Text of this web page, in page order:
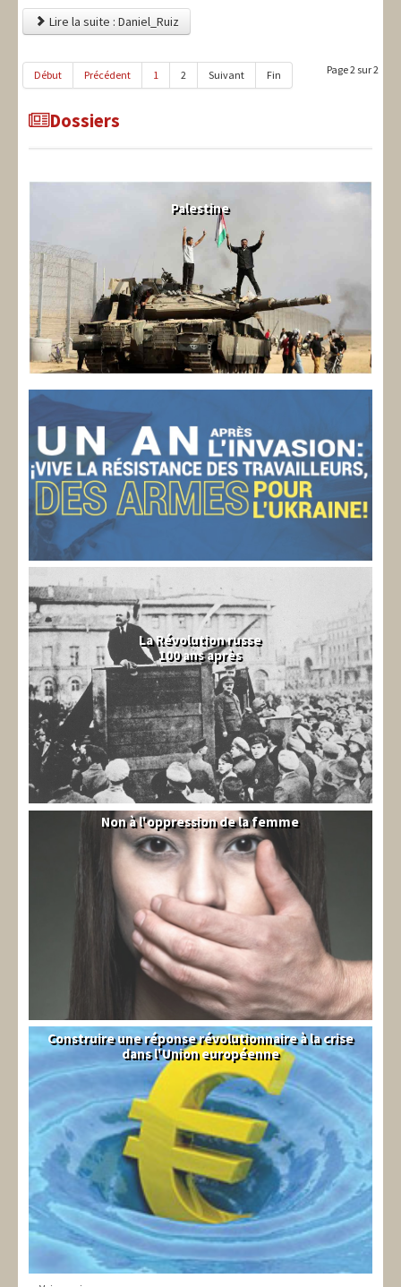
Lire la suite : Daniel_Ruiz
Page 2 sur 2
Début Précédent 1 2 Suivant Fin
Dossiers
Palestine
La Révolution russe
100 ans après
Syrie
Non à l'oppression de la femme
Syndical
Construire une réponse révolutionnaire à la crise
dans l'Union européenne